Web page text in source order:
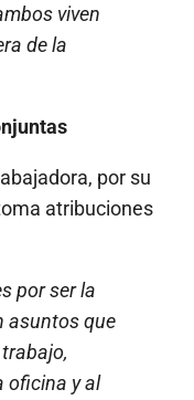
viven
de la
por su
atribuciones
por ser la
asuntos que
oficina y al